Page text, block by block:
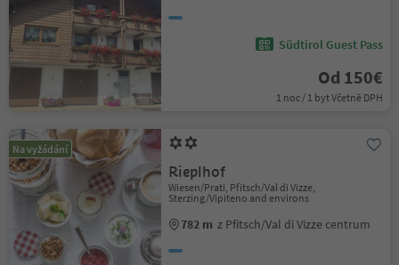
Südtirol Guest Pass
Od 150€
1 noc / 1 byt Včetně DPH
Na vyžádání
Rieplhof
Wiesen/Prati, Pfitsch/Val di Vizze,
Sterzing/Vipiteno and environs
782 m z Pfitsch/Val di Vizze centrum